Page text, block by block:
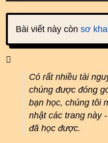
Bài viết này còn sơ
Có rất nhiều tài
chúng được đóng
bạn học, chúng tôi
nhật các trang này
đã học được.